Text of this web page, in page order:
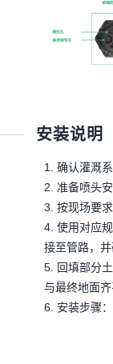
安装说明
1. 确认灌溉
2. 准备喷头
3. 按现场要
4. 使用对应
接至管路，
5. 回填部分
与最终地面
6. 安装步骤